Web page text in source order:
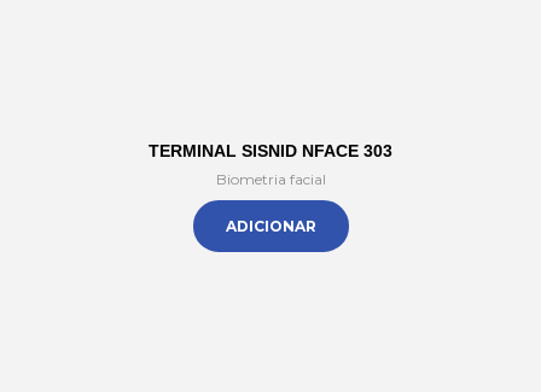
TERMINAL SISNID NFACE 303
Biometria facial
ADICIONAR